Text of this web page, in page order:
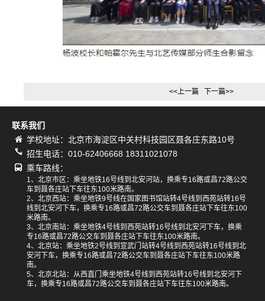
<<上一篇 下一篇>>
联系我们
学校地址：北京市海淀区中关村科技园区聂各庄东路10号
招生电话：010-62406668 18311021078
乘车路线：
1、北京市区：乘坐地铁16号线到北安河站，换乘专16路或昌72路公交
车到聂各庄站下车往东100米路南。
2、北京西站：乘坐地铁9号线在国家图书馆站转4号线到西苑站转16号
线到北安河下车，换乘专16路或昌72路公交车到聂各庄站下车往东100
米路南。
3、北京南站：乘坐地铁4号线到西苑站转16号线到北安河下车，换乘
专16路或昌72路公交车到聂各庄站下车往东100米路南。
4、北京站：乘坐地铁2号线到宣武门站转4号线到西苑站转16号线到北
安河下车，换乘专16路或昌72路公交车到聂各庄站下车往东100米路
南。
5、北京北站：从西直门乘坐地铁4号线到西苑站转16号线到北安河下
车，换乘专16路或昌72路公交车到聂各庄站下车往东100米路南。